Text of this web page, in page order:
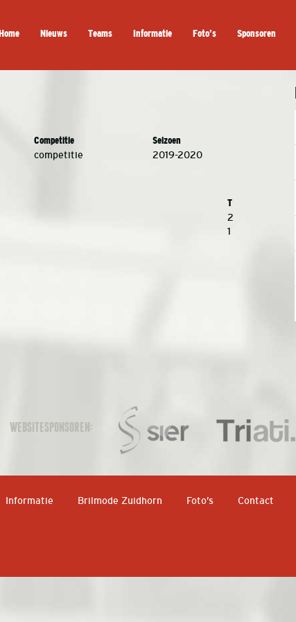
Home Nieuws Teams Informatie Foto’s Sponsoren
Competitie Seizoen
competitie 2019-2020
T
2
1
WEBSITESPONSOREN:
Informatie Brilmode Zuidhorn Foto’s Contact